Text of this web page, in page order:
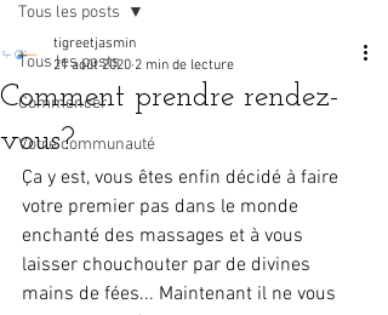
Tous les posts
Commencer
Votre communauté
Tous les posts
Comment prendre rendez-
vous?
tigreetjasmin
21 août 2020 2 min de lecture
Ça y est, vous êtes enfin décidé à faire
votre premier pas dans le monde
enchanté des massages et à vous
laisser chouchouter par de divines
mains de fées... Maintenant il ne vous